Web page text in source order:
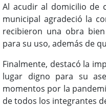
Al acudir al domicilio de
municipal agradeció la
recibieron una obra
para su uso, además de
Finalmente, destacó la
lugar digno para su
momentos por la
de todos los integrantes